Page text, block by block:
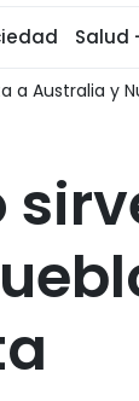
Salud
a Australia y